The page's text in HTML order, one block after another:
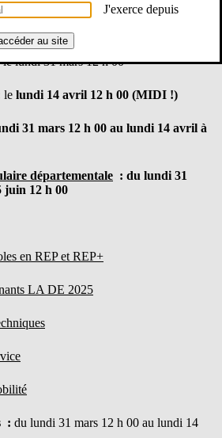
le lundi 31 mars 12 h 00
le lundi 14 avril 12 h 00 (MIDI !)
31 mars 12 h 00 au lundi 14 avril à
départementale : du lundi 31
juin 12 h 00
en REP et REP+
LA DE 2025
: du lundi 31 mars 12 h 00 au lundi 14
J'exerce depuis
au site